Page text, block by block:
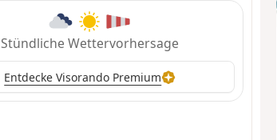
Stündliche Wettervorhersage
Entdecke Visorando Premium